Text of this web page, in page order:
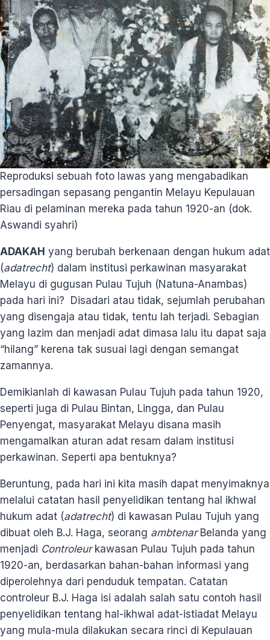
Reproduksi sebuah foto lawas yang mengabadikan
persadingan sepasang pengantin Melayu Kepulauan
Riau di pelaminan mereka pada tahun 1920-an (dok.
Aswandi syahri)
ADAKAH yang berubah berkenaan dengan hukum adat
(adatrecht) dalam institusi perkawinan masyarakat
Melayu di gugusan Pulau Tujuh (Natuna-Anambas)
pada hari ini? Disadari atau tidak, sejumlah perubahan
yang disengaja atau tidak, tentu lah terjadi. Sebagian
yang lazim dan menjadi adat dimasa lalu itu dapat saja
“hilang” kerena tak susuai lagi dengan semangat
zamannya.
Demikianlah di kawasan Pulau Tujuh pada tahun 1920,
seperti juga di Pulau Bintan, Lingga, dan Pulau
Penyengat, masyarakat Melayu disana masih
mengamalkan aturan adat resam dalam institusi
perkawinan. Seperti apa bentuknya?
Beruntung, pada hari ini kita masih dapat menyimaknya
melalui catatan hasil penyelidikan tentang hal ikhwal
hukum adat (adatrecht) di kawasan Pulau Tujuh yang
dibuat oleh B.J. Haga, seorang ambtenarBelanda yang
menjadi Controleur kawasan Pulau Tujuh pada tahun
1920-an, berdasarkan bahan-bahan informasi yang
diperolehnya dari penduduk tempatan. Catatan
controleur B.J. Haga isi adalah salah satu contoh hasil
penyelidikan tentang hal-ikhwal adat-istiadat Melayu
yang mula-mula dilakukan secara rinci di Kepulauan